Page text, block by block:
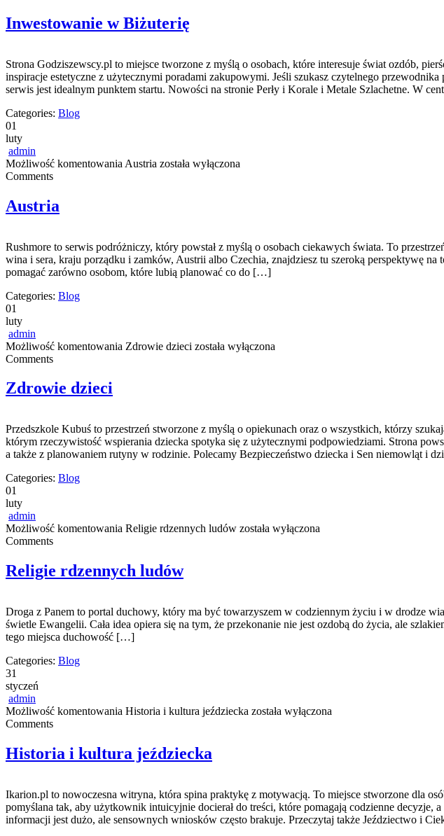
Inwestowanie w Biżuterię
Strona Godziszewscy.pl to miejsce tworzone z myślą o osobach, które interesuje świat ozdób,
inspiracje estetyczne z użytecznymi poradami zakupowymi. Jeśli szukasz czytelnego
serwis jest idealnym punktem startu. Nowości na stronie Perły i Korale i Metale Szlachetne. W
Categories: Blog
01
luty
admin
Możliwość komentowania Austria została wyłączona
Comments
Austria
Rushmore to serwis podróżniczy, który powstał z myślą o osobach ciekawych świata. To
wina i sera, kraju porządku i zamków, Austrii albo Czechia, znajdziesz tu szeroką perspektywę
pomagać zarówno osobom, które lubią planować co do […]
Categories: Blog
01
luty
admin
Możliwość komentowania Zdrowie dzieci została wyłączona
Comments
Zdrowie dzieci
Przedszkole Kubuś to przestrzeń stworzone z myślą o opiekunach oraz o wszystkich, którzy
którym rzeczywistość wspierania dziecka spotyka się z użytecznymi podpowiedziami. Strona
a także z planowaniem rutyny w rodzinie. Polecamy Bezpieczeństwo dziecka i Sen niemowląt i
Categories: Blog
01
luty
admin
Możliwość komentowania Religie rdzennych ludów została wyłączona
Comments
Religie rdzennych ludów
Droga z Panem to portal duchowy, który ma być towarzyszem w codziennym życiu i w drodze
świetle Ewangelii. Cała idea opiera się na tym, że przekonanie nie jest ozdobą do życia, ale
tego miejsca duchowość […]
Categories: Blog
31
styczeń
admin
Możliwość komentowania Historia i kultura jeździecka została wyłączona
Comments
Historia i kultura jeździecka
Ikarion.pl to nowoczesna witryna, która spina praktykę z motywacją. To miejsce stworzone dla
pomyślana tak, aby użytkownik intuicyjnie docierał do treści, które pomagają codzienne
informacji jest dużo, ale sensownych wniosków często brakuje. Przeczytaj także Jeździectwo i